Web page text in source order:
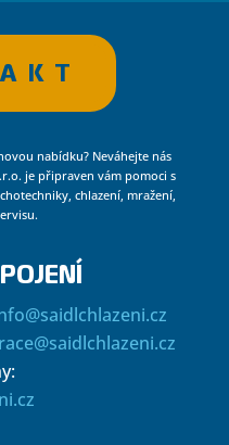
nabídku? Neváhejte nás
je připraven vám pomoci s
chlazení, mražení,